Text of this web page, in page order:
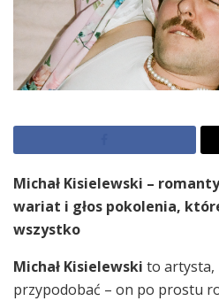
Michał Kisielewski –
wariat i głos pokolenia,
wszystko
Michał Kisielewski to artysta,
przypodobać – on po prostu